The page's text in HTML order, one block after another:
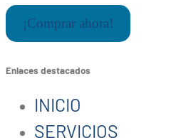
¡Comprar ahora!
Enlaces destacados
INICIO
SERVICIOS